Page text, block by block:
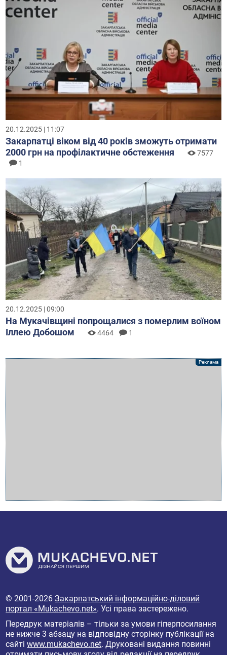
20.12.2025 | 11:07
Закарпатці віком від 40 років зможуть отримати
2000 грн на профілактичне обстеження
7577
1
20.12.2025 | 09:00
На Мукачівщині попрощалися з померлим воїном
Іллею Добошом
4464 1
© 2001-2026Закарпатський інформаційно-діловий
портал «Mukachevo.net». Усі права застережено.
Передрук матеріалів – тільки за умови гіперпосилання
не нижче 3 абзацу на відповідну сторінку публікації на
сайтіwww.mukachevo.net. Друковані видання повинні